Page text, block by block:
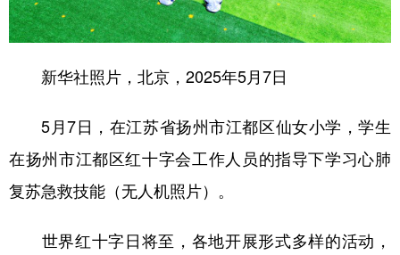
新华社照片，北京，2025年5月7日
5月7日，在江苏省扬州市江都区仙女小学，学生
在扬州市江都区红十字会工作人员的指导下学习心肺
复苏急救技能（无人机照片）。
世界红十字日将至，各地开展形式多样的活动，